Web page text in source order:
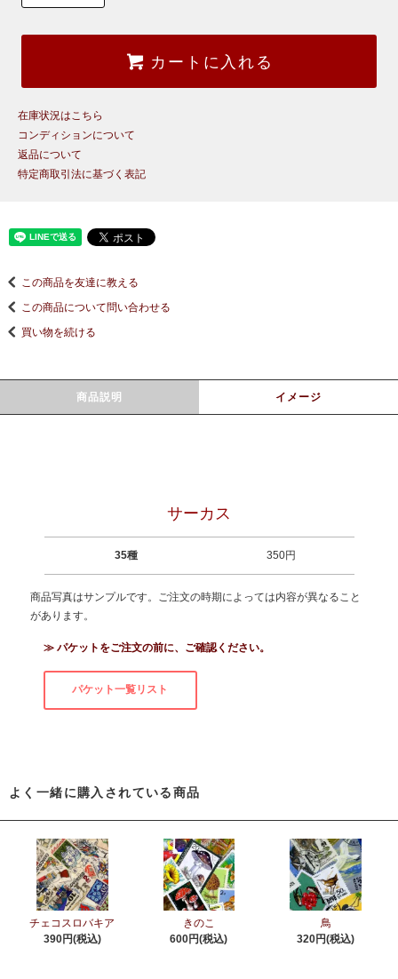
カートに入れる
在庫状況はこちら
コンディションについて
返品について
特定商取引法に基づく表記
この商品を友達に教える
この商品について問い合わせる
買い物を続ける
商品説明 イメージ
サーカス
35種 350円
商品写真はサンプルです。ご注文の時期によっては内容が異なること
があります。
≫ パケットをご注文の前に、ご確認ください。
パケット一覧リスト
よく一緒に購入されている商品
チェコスロバキア
390円(税込)
きのこ
600円(税込)
鳥
320円(税込)